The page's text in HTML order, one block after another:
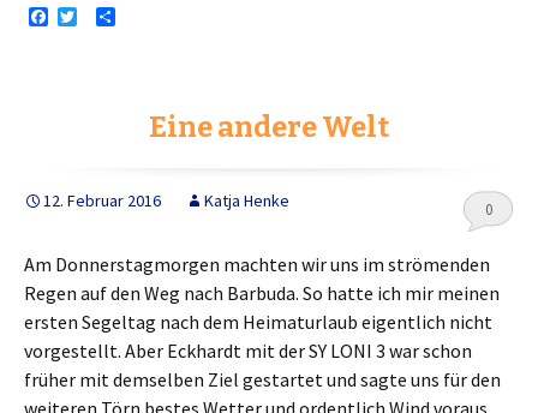
Eine andere Welt
12. Februar 2016 Katja Henke 0
Am Donnerstagmorgen machten wir uns im strömenden
Regen auf den Weg nach Barbuda. So hatte ich mir meinen
ersten Segeltag nach dem Heimaturlaub eigentlich nicht
vorgestellt. Aber Eckhardt mit der SY LONI 3 war schon
früher mit demselben Ziel gestartet und sagte uns für den